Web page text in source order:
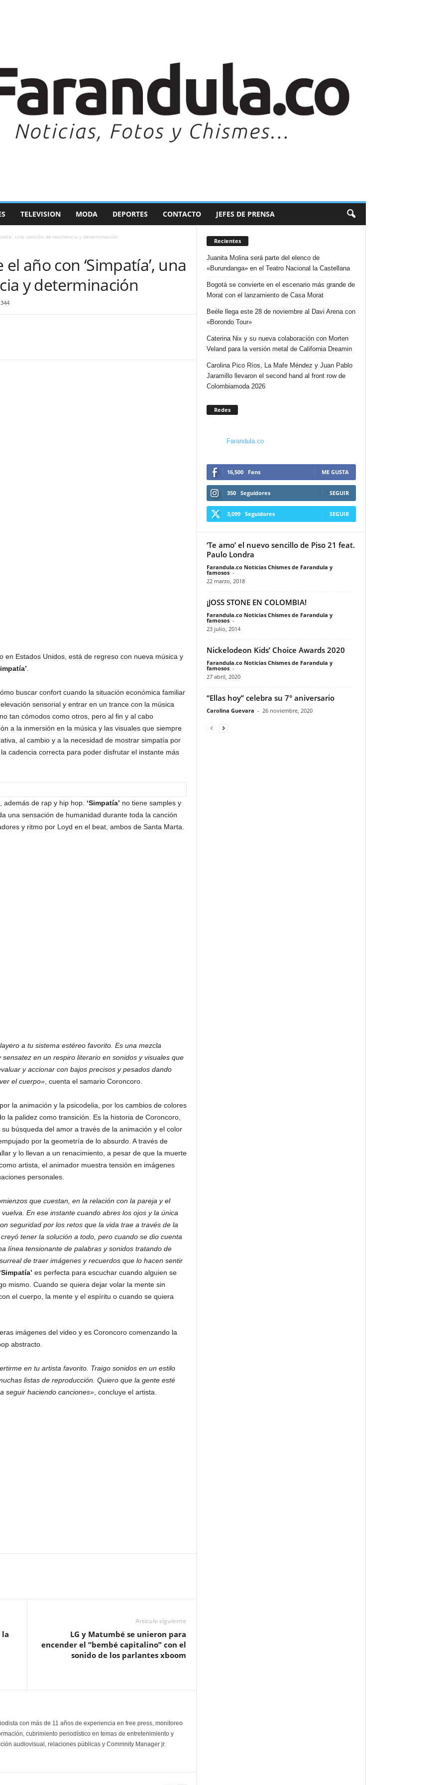
TELEVISION MODA DEPORTES CONTACTO JEFES DE PRENSA
una canción de resiliencia y determinación
año con ‘Simpatía’, una
y determinación
344
en Estados Unidos, está de regreso con nueva música y
buscar confort cuando la situación económica familiar
sensorial y entrar en un trance con la música
tan cómodos como otros, pero al fin y al cabo
a la inmersión en la música y las visuales que siempre
al cambio y a la necesidad de mostrar simpatía por
cadencia correcta para poder disfrutar el instante más
además de rap y hip hop. ‘Simpatía’ no tiene samples y
una sensación de humanidad durante toda la canción
y ritmo por Loyd en el beat, ambos de Santa Marta.
a tu sistema estéreo favorito. Es una mezcla
en un respiro literario en sonidos y visuales que
y accionar con bajos precisos y pesados dando
el cuerpo», cuenta el samario Coroncoro.
la animación y la psicodelia, por los cambios de colores
la palidez como transición. Es la historia de Coroncoro,
búsqueda del amor a través de la animación y el color
por la geometría de lo absurdo. A través de
y lo llevan a un renacimiento, a pesar de que la muerte
artista, el animador muestra tensión en imágenes
personales.
que cuestan, en la relación con la pareja y el
En ese instante cuando abres los ojos y la única
seguridad por los retos que la vida trae a través de la
tener la solución a todo, pero cuando se dio cuenta
línea tensionante de palabras y sonidos tratando de
de traer imágenes y recuerdos que lo hacen sentir
‘Simpatía’ es perfecta para escuchar cuando alguien se
mismo. Cuando se quiera dejar volar la mente sin
el cuerpo, la mente y el espíritu o cuando se quiera
imágenes del video y es Coroncoro comenzando la
abstracto.
en tu artista favorito. Traigo sonidos en un estilo
listas de reproducción. Quiero que la gente esté
seguir haciendo canciones», concluye el artista.
la
Artículo siguiente
LG y Matumbé se unieron para
encender el “bembé capitalino” con el
sonido de los parlantes xboom
con más de 11 años de experiencia en free press, monitoreo
cubrimiento periodístico en temas de entretenimiento y
audiovisual, relaciones públicas y Commnity Manager jr.
Recientes
Juanita Molina será parte del elenco de
«Burundanga» en el Teatro Nacional la Castellana
Bogotá se convierte en el escenario más grande de
Morat con el lanzamiento de Casa Morat
Beéle llega este 28 de noviembre al Davi Arena con
«Borondo Tour»
Caterina Nix y su nueva colaboración con Morten
Veland para la versión metal de California Dreamin
Carolina Pico Ríos, La Mafe Méndez y Juan Pablo
Jaramillo llevaron el second hand al front row de
Colombiamoda 2026
Redes
Farandula.co
16,500 Fans ME GUSTA
350 Seguidores SEGUIR
3,099 Seguidores SEGUIR
‘Te amo’ el nuevo sencillo de Piso 21 feat.
Paulo Londra
Farandula.co Noticias Chismes de Farandula y
famosos -
22 marzo, 2018
¡JOSS STONE EN COLOMBIA!
Farandula.co Noticias Chismes de Farandula y
famosos -
23 julio, 2014
Nickelodeon Kids’ Choice Awards 2020
Farandula.co Noticias Chismes de Farandula y
famosos -
27 abril, 2020
“Ellas hoy” celebra su 7° aniversario
Carolina Guevara - 26 noviembre, 2020